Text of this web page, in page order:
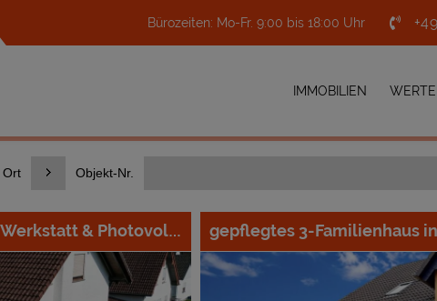
Bürozeiten: Mo-Fr. 9:00 bis 18:00 Uhr
IMMOBILIEN
Ort Objekt-Nr.
Mega viel Platz: Wohnhaus mit Einliegerwohnung, Werkstatt & Photovoltaikanlage gepflegtes 3-Familienhaus